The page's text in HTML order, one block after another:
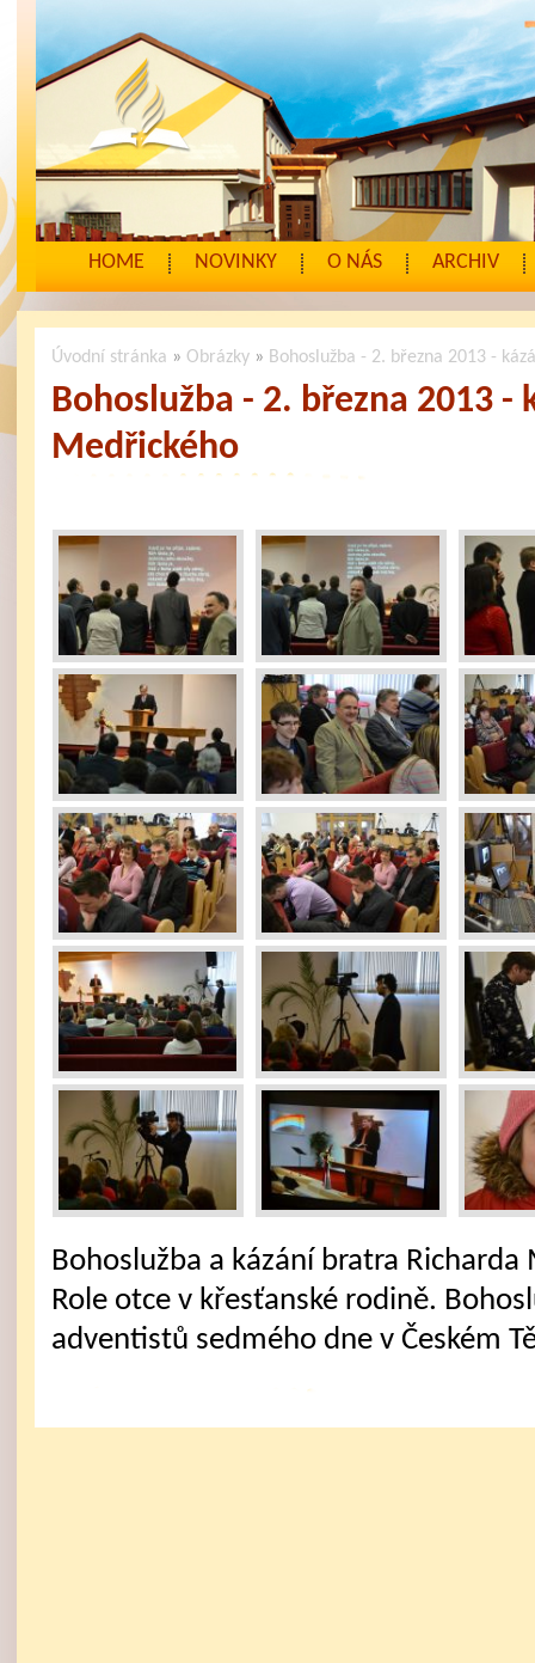
HOME NOVINKY O NÁS ARCHIV
Úvodní stránka » Obrázky » Bohoslužba - 2. března 2013 -
Bohoslužba - 2. března 2013 -
Medřického
Bohoslužba a kázání bratra
Role otce v křesťanské rodině.
adventistů sedmého dne v Českém